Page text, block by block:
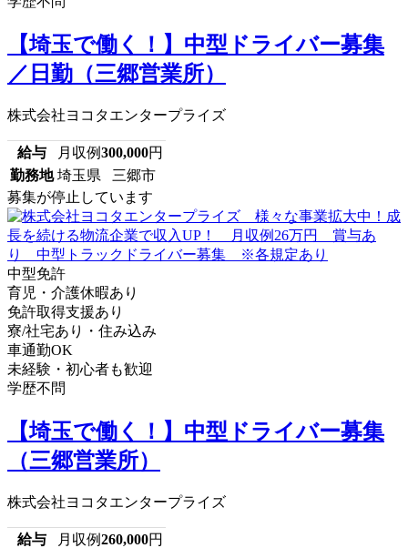
【埼玉で働く！】中型ドライバー募集
／日勤（三郷営業所）
株式会社ヨコタエンタープライズ
給与 月収例300,000円
勤務地 埼玉県 三郷市
募集が停止しています
中型免許
育児・介護休暇あり
免許取得支援あり
寮/社宅あり・住み込み
車通勤OK
未経験・初心者も歓迎
学歴不問
【埼玉で働く！】中型ドライバー募集
（三郷営業所）
株式会社ヨコタエンタープライズ
給与 月収例260,000円